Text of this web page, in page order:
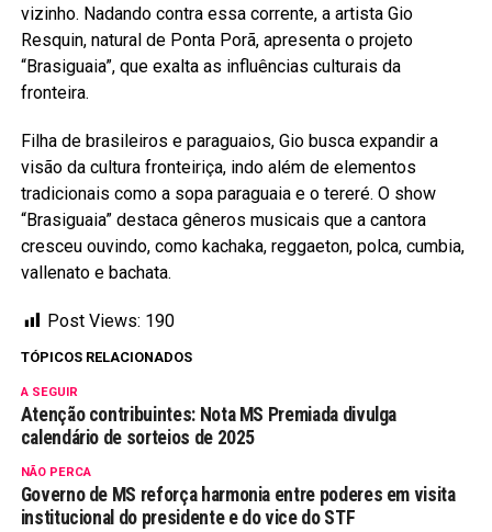
vizinho. Nadando contra essa corrente, a artista Gio
Resquin, natural de Ponta Porã, apresenta o projeto
“Brasiguaia”, que exalta as influências culturais da
fronteira.
Filha de brasileiros e paraguaios, Gio busca expandir a
visão da cultura fronteiriça, indo além de elementos
tradicionais como a sopa paraguaia e o tereré. O show
“Brasiguaia” destaca gêneros musicais que a cantora
cresceu ouvindo, como kachaka, reggaeton, polca, cumbia,
vallenato e bachata.
Post Views: 190
TÓPICOS RELACIONADOS
A SEGUIR
Atenção contribuintes: Nota MS Premiada divulga
calendário de sorteios de 2025
NÃO PERCA
Governo de MS reforça harmonia entre poderes em visita
institucional do presidente e do vice do STF